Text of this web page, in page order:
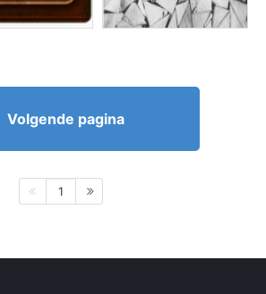
Volgende pagina
1